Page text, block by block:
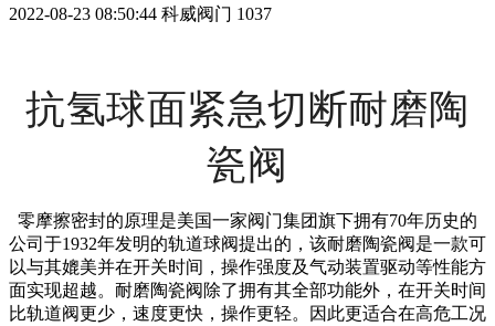
2022-08-23 08:50:44 科威阀门 1037
抗氢球面紧急切断耐磨陶
瓷阀
零摩擦密封的原理是美国一家阀门集团旗下拥有70年历史的
公司于1932年发明的轨道球阀提出的，该耐磨陶瓷阀是一款可
以与其媲美并在开关时间，操作强度及气动装置驱动等性能方
面实现超越。耐磨陶瓷阀除了拥有其全部功能外，在开关时间
比轨道阀更少，速度更快，操作更轻。因此更适合在高危工况